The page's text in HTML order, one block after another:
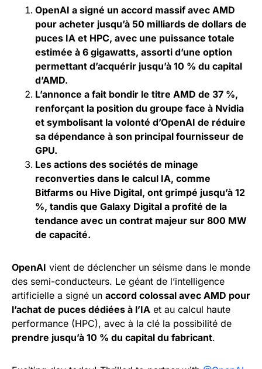
OpenAI a signé un accord massif avec AMD
pour acheter jusqu’à 50 milliards de dollars de
puces IA et HPC, avec une puissance totale
estimée à 6 gigawatts, assorti d’une option
permettant d’acquérir jusqu’à 10 % du capital
d’AMD.
L’annonce a fait bondir le titre AMD de 37 %,
renforçant la position du groupe face à Nvidia
et symbolisant la volonté d’OpenAI de réduire
sa dépendance à son principal fournisseur de
GPU.
Les actions des sociétés de minage
reconverties dans le calcul IA, comme
Bitfarms ou Hive Digital, ont grimpé jusqu’à 12
%, tandis que Galaxy Digital a profité de la
tendance avec un contrat majeur sur 800 MW
de capacité.
OpenAI vient de déclencher un séisme dans le monde
des semi-conducteurs. Le géant de l’intelligence
artificielle a signé un accord colossal avec AMD pour
l’achat de puces dédiées à l’IA et au calcul haute
performance (HPC), avec à la clé la possibilité de
prendre jusqu’à 10 % du capital du fabricant.